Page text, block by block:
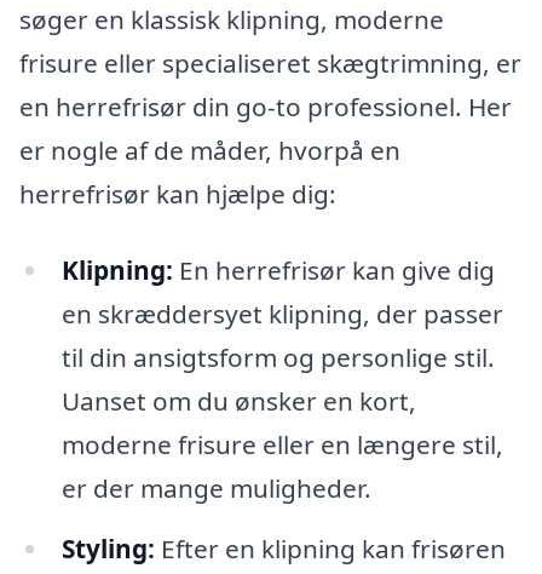
søger en klassisk klipning, moderne
frisure eller specialiseret skægtrimning, er
en herrefrisør din go-to professionel. Her
er nogle af de måder, hvorpå en
herrefrisør kan hjælpe dig:
Klipning: En herrefrisør kan give dig
en skræddersyet klipning, der passer
til din ansigtsform og personlige stil.
Uanset om du ønsker en kort,
moderne frisure eller en længere stil,
er der mange muligheder.
Styling: Efter en klipning kan frisøren